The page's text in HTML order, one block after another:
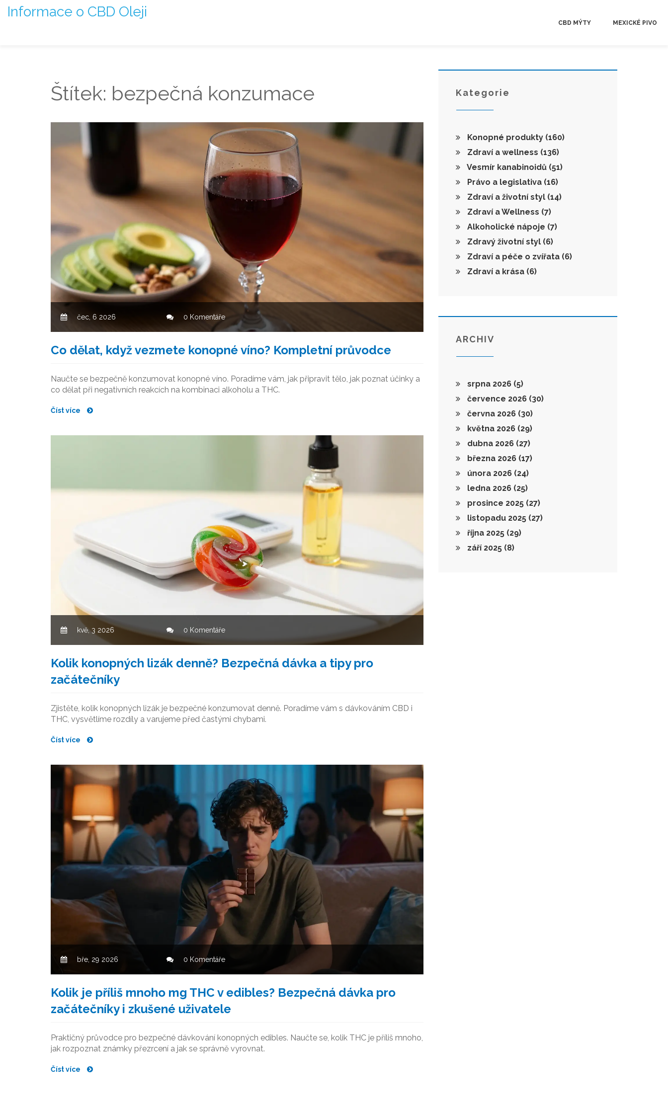
Informace o CBD Oleji
CBD MÝTY MEXICKÉ PIVO
Štítek: bezpečná konzumace
čec, 6 2026 0 Komentáře
Co dělat, když vezmete konopné víno? Kompletní průvodce
Naučte se bezpečně konzumovat konopné víno. Poradíme vám, jak připravit tělo, jak poznat účinky a
co dělat při negativních reakcích na kombinaci alkoholu a THC.
Číst více
kvě, 3 2026 0 Komentáře
Kolik konopných lizák denně? Bezpečná dávka a tipy pro
začátečníky
Zjistěte, kolik konopných lizák je bezpečné konzumovat denně. Poradíme vám s dávkováním CBD i
THC, vysvětlíme rozdíly a varujeme před častými chybami.
Číst více
bře, 29 2026 0 Komentáře
Kolik je příliš mnoho mg THC v edibles? Bezpečná dávka pro
začátečníky i zkušené uživatele
Praktičný průvodce pro bezpečné dávkování konopných edibles. Naučte se, kolik THC je příliš mnoho,
jak rozpoznat známky přezrcení a jak se správně vyrovnat.
Číst více
Kategorie
Konopné produkty (160)
Zdraví a wellness (136)
Vesmír kanabinoidů (51)
Právo a legislativa (16)
Zdraví a životní styl (14)
Zdraví a Wellness (7)
Alkoholické nápoje (7)
Zdravý životní styl (6)
Zdraví a péče o zvířata (6)
Zdraví a krása (6)
ARCHIV
srpna 2026 (5)
července 2026 (30)
června 2026 (30)
května 2026 (29)
dubna 2026 (27)
března 2026 (17)
února 2026 (24)
ledna 2026 (25)
prosince 2025 (27)
listopadu 2025 (27)
října 2025 (29)
září 2025 (8)